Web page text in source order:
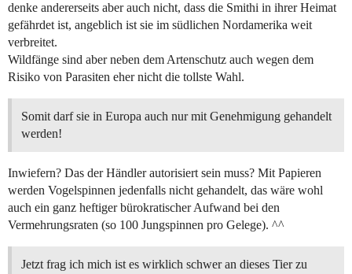
denke andererseits aber auch nicht, dass die Smithi in ihrer Heimat
gefährdet ist, angeblich ist sie im südlichen Nordamerika weit
verbreitet.
Wildfänge sind aber neben dem Artenschutz auch wegen dem
Risiko von Parasiten eher nicht die tollste Wahl.
Somit darf sie in Europa auch nur mit Genehmigung gehandelt
werden!
Inwiefern? Das der Händler autorisiert sein muss? Mit Papieren
werden Vogelspinnen jedenfalls nicht gehandelt, das wäre wohl
auch ein ganz heftiger bürokratischer Aufwand bei den
Vermehrungsraten (so 100 Jungspinnen pro Gelege). ^^
Jetzt frag ich mich ist es wirklich schwer an dieses Tier zu